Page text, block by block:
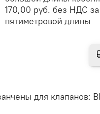
170,00 руб. без НДС
пятиметровой длины
для